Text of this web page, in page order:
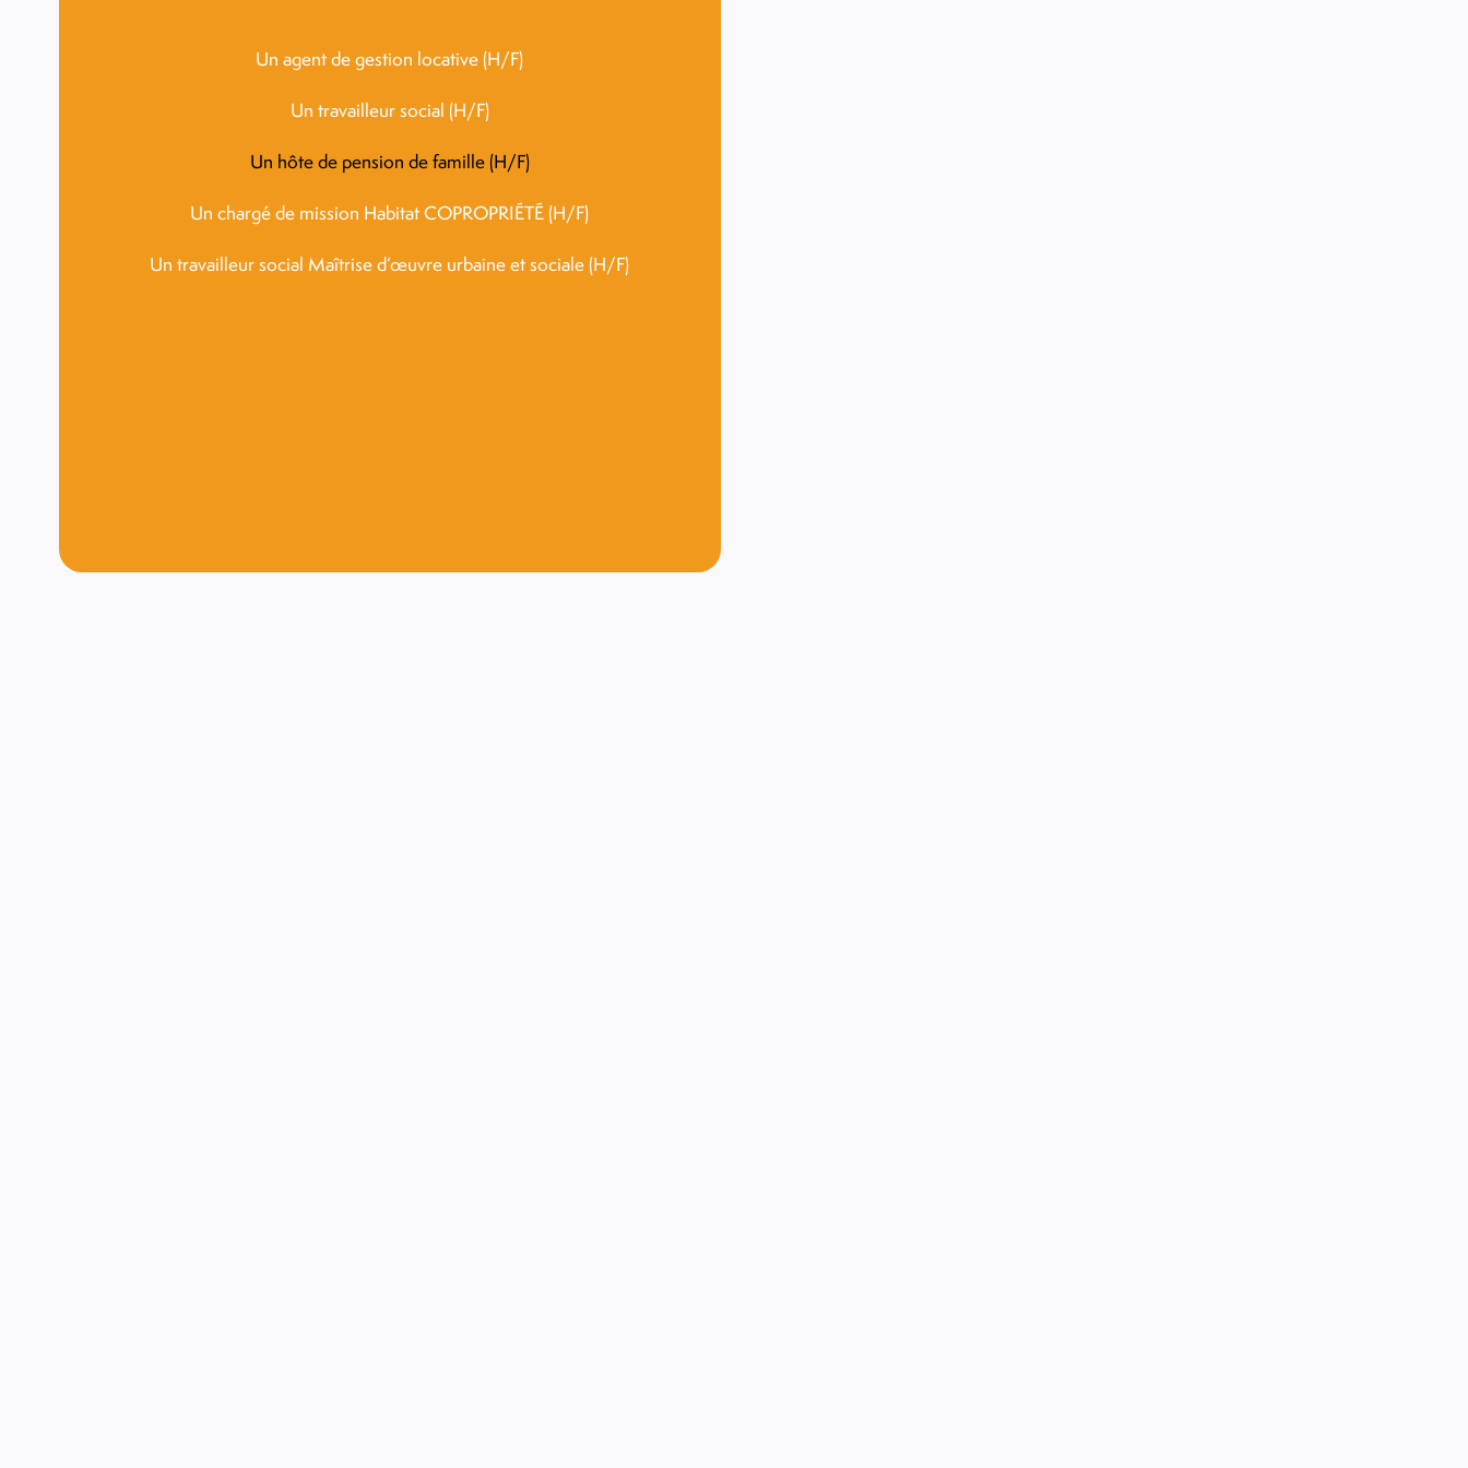
Un agent de gestion locative (H/F)
Un travailleur social (H/F)
Un hôte de pension de famille (H/F)
Un chargé de mission Habitat COPROPRIÉTÉ (H/F)
Un travailleur social Maîtrise d’œuvre urbaine et sociale (H/F)